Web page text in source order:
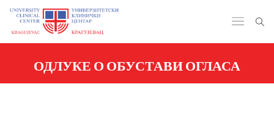
ОДЛУКЕ О ОБУСТАВИ ОГЛАСА